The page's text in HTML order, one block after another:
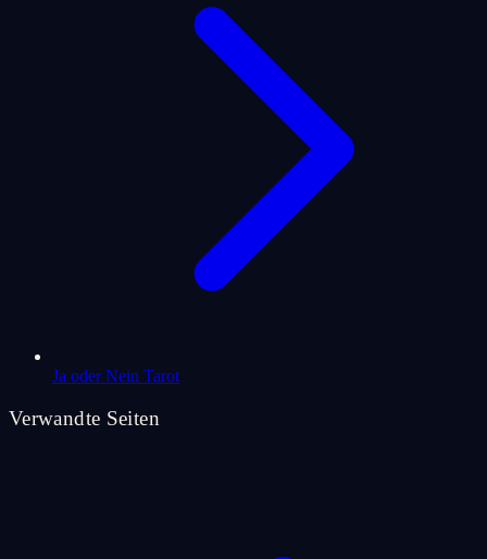
Ja oder Nein Tarot
Verwandte Seiten